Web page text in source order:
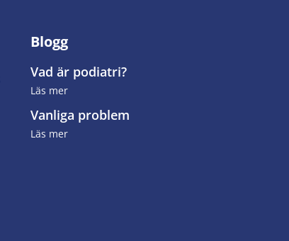
Blogg
Vad är podiatri?
Läs mer
Vanliga problem
Läs mer